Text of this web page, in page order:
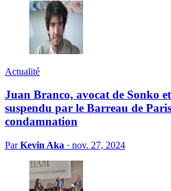
Actualité
Juan Branco, avocat de Sonko
suspendu par le Barreau de
condamnation
ParKevin Aka · nov. 27, 2024